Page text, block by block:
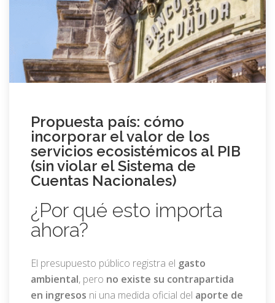
Propuesta país: cómo
incorporar el valor de los
servicios ecosistémicos al PIB
(sin violar el Sistema de
Cuentas Nacionales)
¿Por qué esto importa
ahora?
El presupuesto público registra el gasto
ambiental, pero no existe su contrapartida
en ingresos ni una medida oficial del aporte de